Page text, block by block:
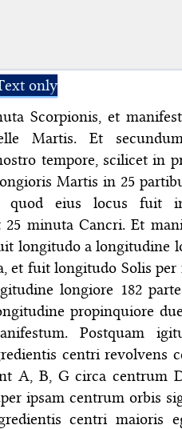
only
Scorpionis, et
Martis. Et
tempore, scilicet in
Martis in 25
quod eius locus fuit
25 minuta Cancri. Et
longitudo a longitudine
et fuit longitudo Solis
longiore 182
propinquiore
Postquam
centri revolvens
A, B, G circa centrum
ipsam centrum orbis
centri maioris